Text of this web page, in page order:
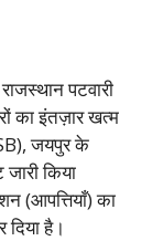
राजस्थान पटवारी
का इंतज़ार खत्म
जयपुर के
किया
(आपत्तियाँ) का
है।